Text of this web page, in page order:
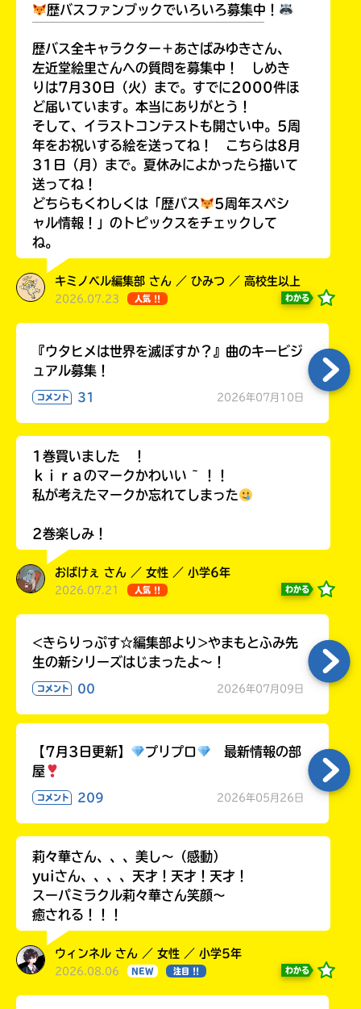
歴バスファンブックでいろいろ募集中！
歴バス全キャラクター＋あさばみゆきさん、
左近堂絵里さんへの質問を募集中！ しめき
りは7月30日（火）まで。すでに2000件ほ
ど届いています。本当にありがとう！
そして、イラストコンテストも開さい中。5周
年をお祝いする絵を送ってね！ こちらは8月
31日（月）まで。夏休みによかったら描いて
送ってね！
どちらもくわしくは「歴バス
5周年スペシ
ャル情報！」のトピックスをチェックして
ね。
キミノベル編集部 さん ／ ひみつ ／ 高校生以上
2026.07.23 人気 !! わかる
『ウタヒメは世界を滅ぼすか？』曲のキービジ
ュアル募集！
コメント 31 2026年07月10日
1巻買いました ！
ｋｉｒａのマークかわいい ~ ！！
私が考えたマークか忘れてしまった
2巻楽しみ！
おばけぇ さん ／ 女性 ／ 小学6年
2026.07.21 人気 !! わかる
<きらりっぷす☆編集部より>やまもとふみ先
生の新シリーズはじまったよ～！
コメント 00 2026年07月09日
【7月3日更新】 プリプロ
最新情報の部
屋
コメント 209 2026年05月26日
莉々華さん、、、美し〜（感動）
yuiさん、、、、天才！天才！天才！
スーパミラクル莉々華さん笑顔〜
癒される！！！
ウィンネル さん ／ 女性 ／ 小学5年
2026.08.06 NEW 注目 !! わかる